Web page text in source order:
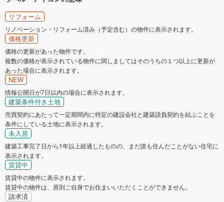
岩見沢市
留萌市
稚内市 美唄市
芦別市 江別市
赤平市 士別市
名寄市 三笠市
根室市
滝川市
リフォーム
リノベーション・リフォーム済み（予定含む）の物件に表示されます。
価格更新
価格の更新があった物件です。
複数の価格が表示されている物件に関しましてはそのうちの１つ以上に更新が
あった場合に表示されます。
NEW
情報公開日が7日以内の場合に表示されます。
建築条件付き土地
売買契約にあたって一定期間内に特定の建設会社と建築請負契約を結ぶことを
条件にしている土地に表示されます。
未入居
建築工事完了日から1年以上経過したものの、まだ誰も住んだことがない住宅に
表示されます。
賃貸中
賃貸中の物件に表示されます。
賃貸中の物件は、原則ご自身でお住まいいただくことができません。
請求済